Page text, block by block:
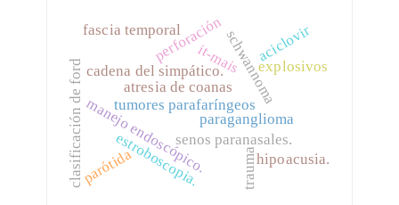
schwannoma
paraganglioma
tumores parafaríngeos
cadena del simpático.
atresia de coanas
manejo endoscópico.senos paranasales.
perforación
trauma
explosivos
hipoacusia.
fascia temporal
clasificación de ford estroboscopia.
aciclovir
parótida
it-mais